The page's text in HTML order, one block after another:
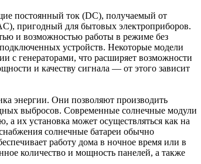
постоянный ток (DC), получаемый от
пригодный для бытовых электроприборов.
и возможностью работы в режиме без
устройств. Некоторые модели
с генераторами, что расширяет возможности
и качеству сигнала — от этого зависит
энергии. Они позволяют производить
выбросов. Современные солнечные модули
а их установка может осуществляться как на
солнечные батареи обычно
работу дома в ночное время или в
количество и мощность панелей, а также